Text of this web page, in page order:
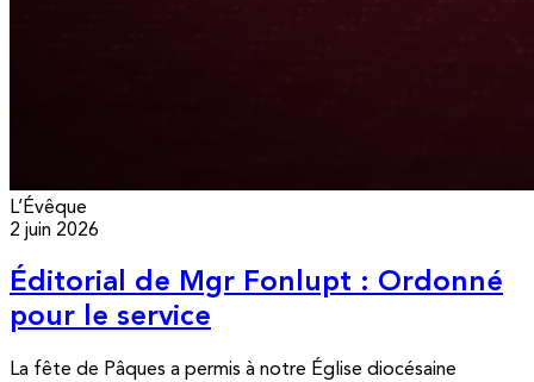
L’Évêque
2 juin 2026
Éditorial de Mgr Fonlupt : Ordonné
pour le service
La fête de Pâques a permis à notre Église diocésaine